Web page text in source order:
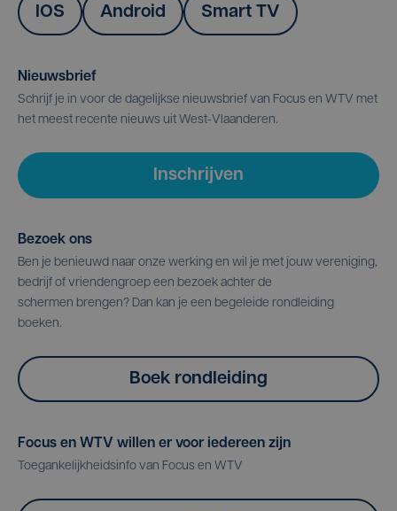
IOS Android Smart TV
Nieuwsbrief
Schrijf je in voor de dagelijkse nieuwsbrief van Focus en WTV met
het meest recente nieuws uit West-Vlaanderen.
Inschrijven
Bezoek ons
Ben je benieuwd naar onze werking en wil je met jouw vereniging,
bedrijf of vriendengroep een bezoek achter de
schermen brengen? Dan kan je een begeleide rondleiding
boeken.
Boek rondleiding
Focus en WTV willen er voor iedereen zijn
Toegankelijkheidsinfo van Focus en WTV